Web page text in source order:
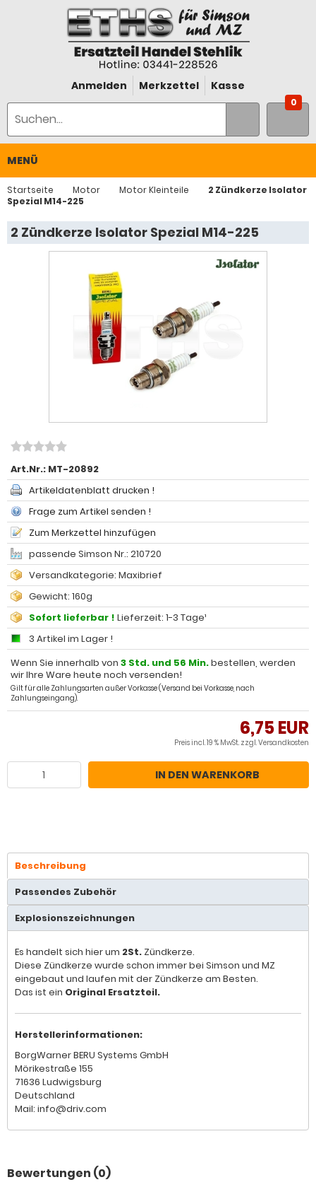
Anmelden Merkzettel Kasse
0
MENÜ
Startseite Motor Motor Kleinteile
2 Zündkerze Isolator
Spezial M14-225
2 Zündkerze Isolator Spezial M14-225
Art.Nr.: MT-20892
Artikeldatenblatt drucken !
Frage zum Artikel senden !
Zum Merkzettel hinzufügen
passende Simson Nr.: 210720
Versandkategorie: Maxibrief
Gewicht: 160g
Sofort lieferbar ! Lieferzeit: 1-3 Tage¹
3 Artikel im Lager !
Wenn Sie innerhalb von 3 Std. und 56 Min.bestellen, werden
wir Ihre Ware heute noch versenden!
Gilt für alle Zahlungsarten außer Vorkasse (Versand bei Vorkasse, nach
Zahlungseingang).
6,75 EUR
Preis incl. 19 % MwSt. zzgl.Versandkosten
IN DEN WARENKORB
Beschreibung
Passendes Zubehör
Explosionszeichnungen
Es handelt sich hier um 2St. Zündkerze.
Diese Zündkerze wurde schon immer bei Simson und MZ
eingebaut und laufen mit der Zündkerze am Besten.
Das ist ein Original Ersatzteil.
Herstellerinformationen:
BorgWarner BERU Systems GmbH
Mörikestraße 155
71636 Ludwigsburg
Deutschland
Mail: info@driv.com
Bewertungen (0)